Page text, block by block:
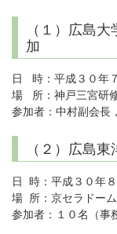
（１）広島
加
日 時：平成３０年
場 所：神戸三宮研
参加者：中村副会長
（２）広島
日 時：平成３０年８
場 所：京セラドー
参加者：１０名（事